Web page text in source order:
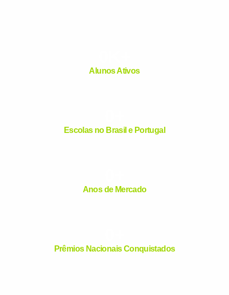
Alunos Ativos
Escolas no Brasil e Portugal
Anos de Mercado
Prêmios Nacionais Conquistados
Sim